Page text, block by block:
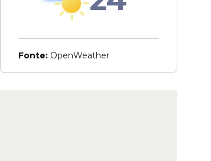
Fonte: OpenWeather